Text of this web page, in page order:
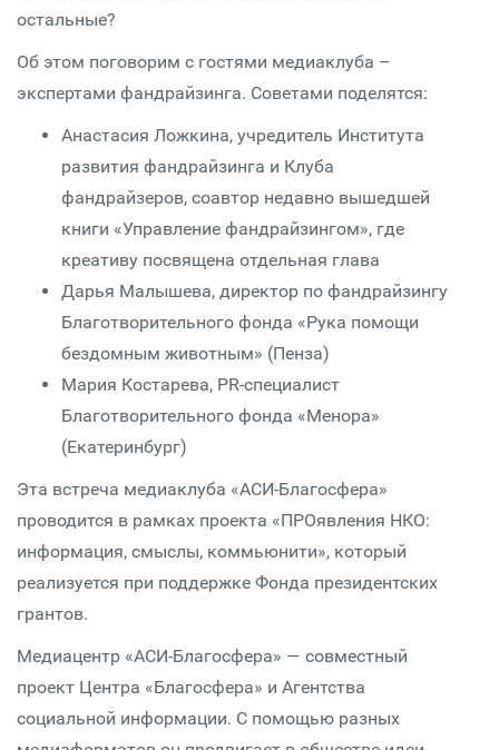
остальные?
Об этом поговорим с гостями медиаклуба –
экспертами фандрайзинга. Советами поделятся:
Анастасия Ложкина, учредитель Института
развития фандрайзинга и Клуба
фандрайзеров, соавтор недавно вышедшей
книги «Управление фандрайзингом», где
креативу посвящена отдельная глава
Дарья Малышева, директор по фандрайзингу
Благотворительного фонда «Рука помощи
бездомным животным» (Пенза)
Мария Костарева, PR-специалист
Благотворительного фонда «Менора»
(Екатеринбург)
Эта встреча медиаклуба «АСИ-Благосфера»
проводится в рамках проекта «ПРОявления НКО:
информация, смыслы, коммьюнити», который
реализуется при поддержке Фонда президентских
грантов.
Медиацентр «АСИ-Благосфера» — совместный
проект Центра «Благосфера» и Агентства
социальной информации. С помощью разных